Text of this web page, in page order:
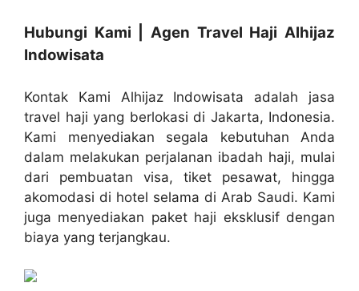
Hubungi Kami | Agen Travel Haji Alhijaz
Indowisata
Kontak Kami Alhijaz Indowisata adalah jasa
travel haji yang berlokasi di Jakarta, Indonesia.
Kami menyediakan segala kebutuhan Anda
dalam melakukan perjalanan ibadah haji, mulai
dari pembuatan visa, tiket pesawat, hingga
akomodasi di hotel selama di Arab Saudi. Kami
juga menyediakan paket haji eksklusif dengan
biaya yang terjangkau.